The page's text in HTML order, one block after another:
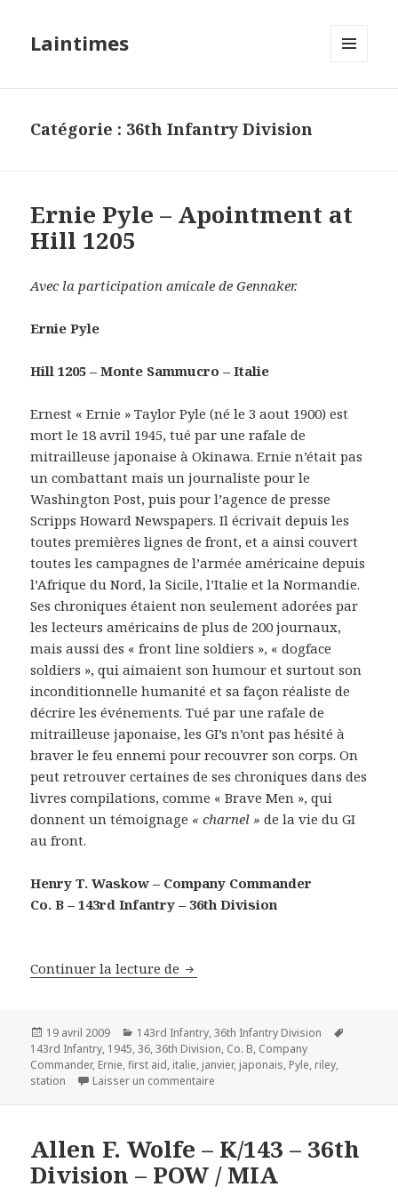
Laintimes
Catégorie : 36th Infantry Division
Ernie Pyle – Apointment at
Hill 1205
Avec la participation amicale de Gennaker.
Ernie Pyle
Hill 1205 – Monte Sammucro – Italie
Ernest « Ernie » Taylor Pyle (né le 3 aout 1900) est
mort le 18 avril 1945, tué par une rafale de
mitrailleuse japonaise à Okinawa. Ernie n’était pas
un combattant mais un journaliste pour le
Washington Post, puis pour l’agence de presse
Scripps Howard Newspapers. Il écrivait depuis les
toutes premières lignes de front, et a ainsi couvert
toutes les campagnes de l’armée américaine depuis
l’Afrique du Nord, la Sicile, l’Italie et la Normandie.
Ses chroniques étaient non seulement adorées par
les lecteurs américains de plus de 200 journaux,
mais aussi des « front line soldiers », « dogface
soldiers », qui aimaient son humour et surtout son
inconditionnelle humanité et sa façon réaliste de
décrire les événements. Tué par une rafale de
mitrailleuse japonaise, les GI’s n’ont pas hésité à
braver le feu ennemi pour recouvrer son corps. On
peut retrouver certaines de ses chroniques dans des
livres compilations, comme « Brave Men », qui
donnent un témoignage « charnel » de la vie du GI
au front.
Henry T. Waskow – Company Commander
Co. B – 143rd Infantry – 36th Division
Continuer la lecture de Ernie Pyle – Apointment at Hill
Publié
le
19 avril 2009 Catégories
143rd Infantry,36th Infantry Division
143rd Infantry, 1945,36,36th Division, Co. B, Company
Commander, Ernie,first aid, italie, janvier, japonais, Pyle, riley,
station
Laisser un commentaire
Allen F. Wolfe – K/143 – 36th
Division – POW / MIA